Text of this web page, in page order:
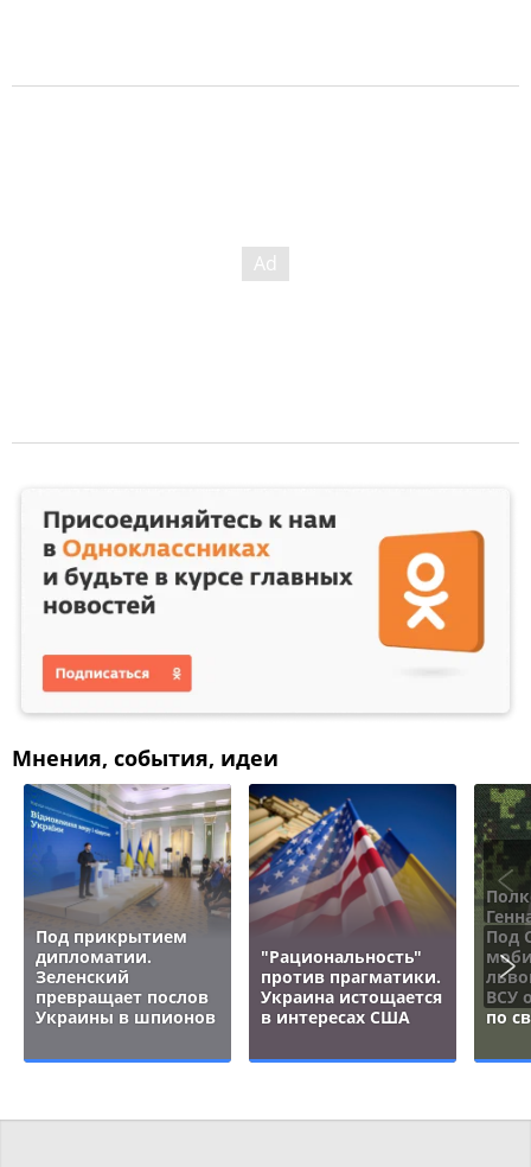
Мнения, события, идеи
Под прикрытием
дипломатии.
Зеленский
превращает послов
Украины в шпионов
"Рациональность"
против прагматики.
Украина истощается
в интересах США
Под
ВСУ
по